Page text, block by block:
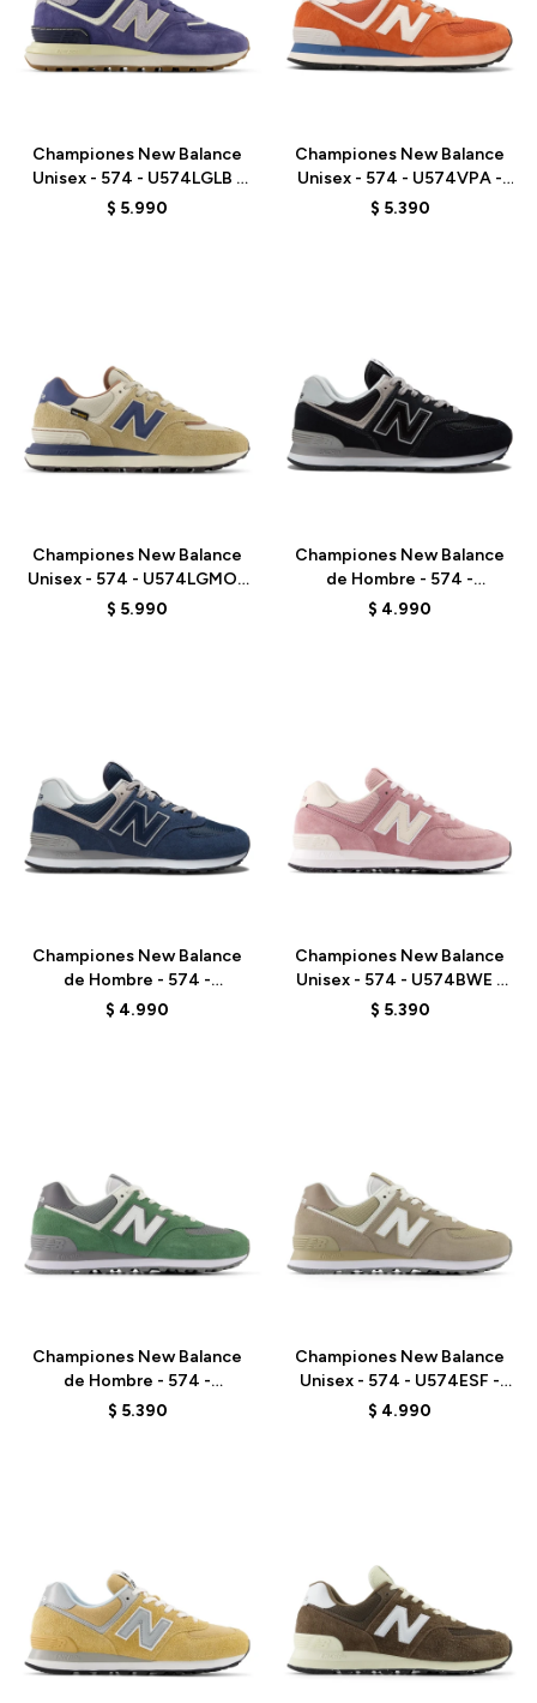
Championes New Balance
Unisex - 574 - U574LGLB -
ELD
$ 5.990
Championes New Balance
Unisex - 574 - U574VPA -
ELD
$ 5.390
Championes New Balance
Unisex - 574 - U574LGMO -
ELD
$ 5.990
Championes New Balance
de Hombre - 574 -
ML574EVB - BLACK
$ 4.990
Championes New Balance
de Hombre - 574 -
ML574EVN - NAVY
$ 4.990
Championes New Balance
Unisex - 574 - U574BWE -
BROWN
$ 5.390
Championes New Balance
de Hombre - 574 -
U574ESA - GREEN
$ 5.390
Championes New Balance
Unisex - 574 - U574ESF -
BEIGE
$ 4.990